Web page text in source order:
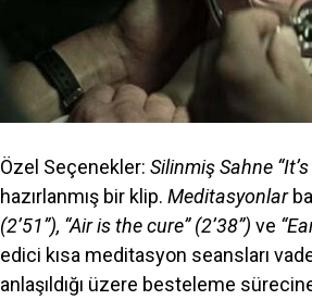
Özel Seçenekler: Silinmiş Sahne
hazırlanmış bir klip. Meditasyonlar
(2’51”), “Air is the cure” (2’38”) ve
edici kısa meditasyon seansları
anlaşıldığı üzere besteleme